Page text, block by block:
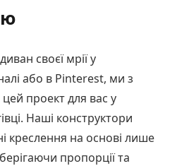
своєї мрії у
або в Pinterest, ми з
проект для вас у
Наші конструктори
креслення на основі лише
пропорції та